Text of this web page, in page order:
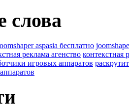
слова
aspasia бесплатно
реклама агенство контекстная
игровых аппаратов